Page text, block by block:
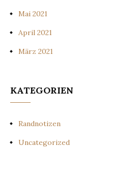
Mai 2021
April 2021
März 2021
KATEGORIEN
Randnotizen
Uncategorized